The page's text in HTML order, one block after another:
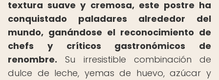
textura suave y cremosa, este postre ha
conquistado paladares alrededor del
mundo, ganándose el reconocimiento de
chefs y críticos gastronómicos de
renombre. Su irresistible combinación de
dulce de leche, yemas de huevo, azúcar y